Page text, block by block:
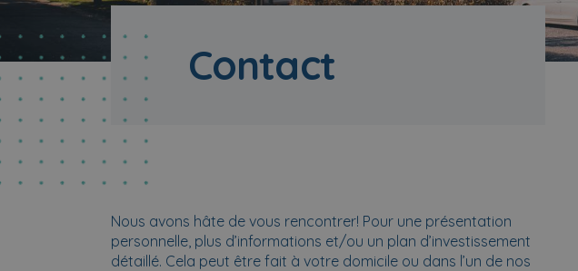
Contact
Nous avons hâte de vous rencontrer! Pour une présentation
personnelle, plus d’informations et/ou un plan d’investissement
détaillé. Cela peut être fait à votre domicile ou dans l’un de nos